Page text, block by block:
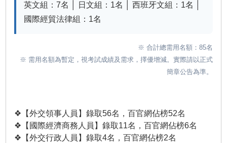
英文組：7名 │ 日文組： 1名 │ 西班牙文組： 1名 │
國際經貿法律組： 1名
※ 合計總需用名額：85名
※ 需用名額為暫定，視考試成績及需求，擇優增減。實際請以正式
簡章公告為準。
❖【外交領事人員】錄取56名，百官網佔榜52名
❖【國際經濟商務人員】錄取11名，百官網佔榜6名
❖【外交行政人員】錄取4名，百官網佔榜2名